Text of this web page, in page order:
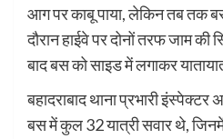
आग पर काबू पाया, लेकिन तब तक
दौरान हाईवे पर दोनों तरफ जाम
बाद बस को साइड में लगाकर
बहादराबाद थाना प्रभारी इंस्पेक्टर
बस में कुल 32 यात्री सवार थे, जिनमें